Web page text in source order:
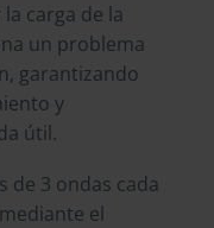
carga de la
un problema
garantizando
y
útil.
de 3 ondas cada
el